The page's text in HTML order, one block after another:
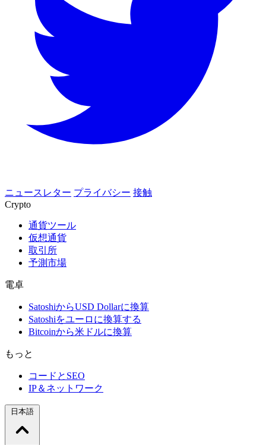
ニュースレター プライバシー 接触
Crypto
通貨ツール
仮想通貨
取引所
予測市場
電卓
SatoshiからUSD Dollarに換算
Satoshiをユーロに換算する
Bitcoinから米ドルに換算
もっと
コードとSEO
IP＆ネットワーク